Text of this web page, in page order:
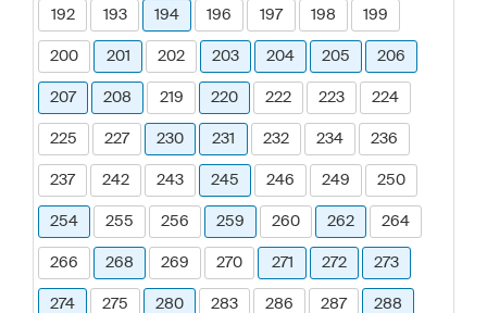
192 193 194 196 197 198 199
200 201 202 203 204 205 206
207 208 219 220 222 223 224
225 227 230 231 232 234 236
237 242 243 245 246 249 250
254 255 256 259 260 262 264
266 268 269 270 271 272 273
274 275 280 283 286 287 288